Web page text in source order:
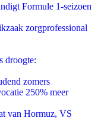
Formule 1-seizoen
zorgprofessional
droogte:
zomers
250% meer
van Hormuz, VS